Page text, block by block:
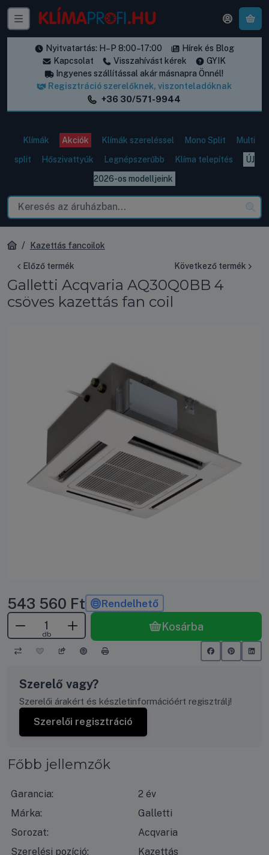
Nyitvatartás: H–P 8:00–17:00
Hírek és Blog
Kapcsolat
Visszahívást kérek
GYIK
Ingyenes szállítással akár másnapra Önnél!
Regisztráció szerelőknek, viszonteladóknak
+36 30/571-9944
Klímák Akciók Klímák szereléssel Mono Split
Multi
split
Hőszivattyúk Legnépszerűbb Klíma telepítés
ÚJ
2026-os modelljeink
Kazettás fancoilok
Előző termék Következő termék
Galletti Acqvaria AQ30Q0BB 4
csöves kazettás fan coil
543 560 Ft Rendelhető
db
Kosárba
Szerelő vagy?
Szerelői árakért és készletinformációért regisztrálj!
Szerelői regisztráció
Főbb jellemzők
Garancia:
2 év
Márka:
Galletti
Sorozat:
Acqvaria
Szerelési pozíció:
Kazettás